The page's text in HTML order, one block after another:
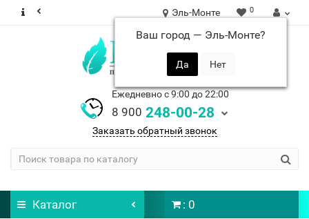
Эль-Монте
Ваш город — Эль-Монте?
0
Ежедневно с 9:00 до 22:00
8 900 248-00-28
Заказать обратный звонок
Каталог : 0